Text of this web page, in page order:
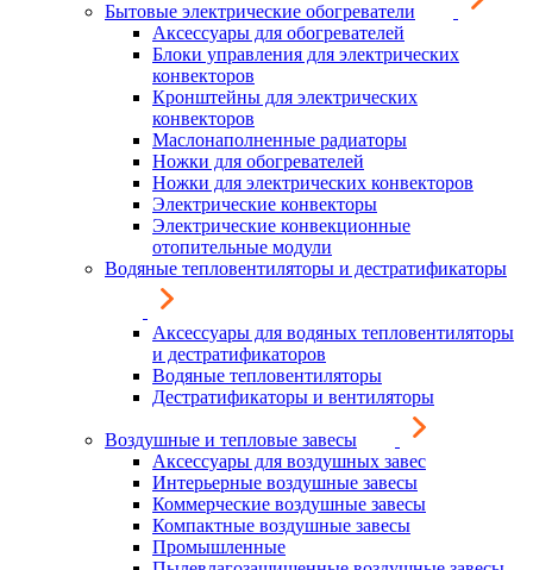
Бытовые электрические обогреватели
Аксессуары для обогревателей
Блоки управления для электрических
конвекторов
Кронштейны для электрических
конвекторов
Маслонаполненные радиаторы
Ножки для обогревателей
Ножки для электрических конвекторов
Электрические конвекторы
Электрические конвекционные
отопительные модули
Водяные тепловентиляторы и дестратификаторы
Аксессуары для водяных тепловентиляторы
и дестратификаторов
Водяные тепловентиляторы
Дестратификаторы и вентиляторы
Воздушные и тепловые завесы
Аксессуары для воздушных завес
Интерьерные воздушные завесы
Коммерческие воздушные завесы
Компактные воздушные завесы
Промышленные